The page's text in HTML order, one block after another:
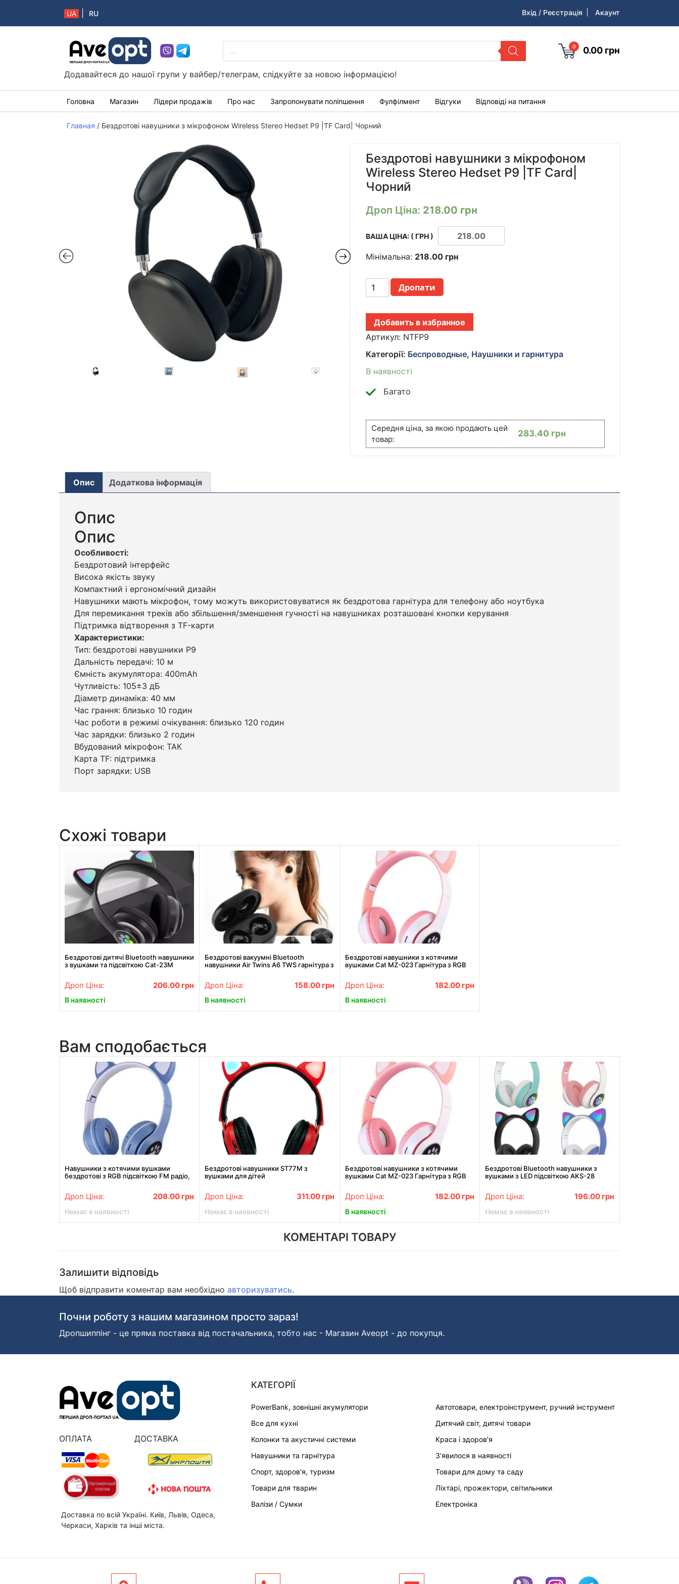
UA RU Вхід / Реєстрація Акаунт
Aveopt – оптова дропшипінг платформа в Україні
PRODUCTS
SEARCH
0 0.00 грн
Додавайтеся до нашої групи у вайбер/телеграм, слідкуйте за новою інформацією!
Головна Магазин Лідери продажів Про нас Запропонувати поліпшення Фулфілмент Відгуки Відповіді на питання
Главная / Бездротові навушники з мікрофоном Wireless Stereo Hedset P9 |TF Card| Чорний
Бездротові навушники з мікрофоном
Wireless Stereo Hedset P9 |TF Card|
Чорний
Дроп Ціна: 218.00 грн
ВАША ЦІНА: ( ГРН )
Мінімальна: 218.00 грн
БЕСПРОВОДНЫЕ
НАУШНИКИ
МИКРОФОНОМ
WIRELESS
STEREO
P9
|TF
ЧЕРНЫЙ
Дропати
Добавить в избранное
Артикул: NTFP9
Категорії: Беспроводные, Наушники и гарнитура
В наявності
Багато
Середня ціна, за якою продають цей
товар:
283.40 грн
Опис Додаткова інформація
Опис
Опис
Особливості:
Бездротовий інтерфейс
Висока якість звуку
Компактний і ергономічний дизайн
Навушники мають мікрофон, тому можуть використовуватися як бездротова гарнітура для телефону або ноутбука
Для перемикання треків або збільшення/зменшення гучності на навушниках розташовані кнопки керування
Підтримка відтворення з TF-карти
Характеристики:
Тип: бездротові навушники P9
Дальність передачі: 10 м
Ємність акумулятора: 400mAh
Чутливість: 105±3 дБ
Діаметр динаміка: 40 мм
Час грання: близько 10 годин
Час роботи в режимі очікування: близько 120 годин
Час зарядки: близько 2 годин
Вбудований мікрофон: ТАК
Карта TF: підтримка
Порт зарядки: USB
Схожі товари
Бездротові дитячі Bluetooth навушники
з вушками та підсвіткою Cat-23M
Дроп Ціна: 206.00 грн
В наявності
Бездротові вакуумні Bluetooth
навушники Air Twins A6 TWS гарнітура з
Дроп Ціна: 158.00 грн
В наявності
Бездротові навушники з котячими
вушками Cat MZ-023 Гарнітура з RGB
Дроп Ціна: 182.00 грн
В наявності
Вам сподобається
Навушники з котячими вушками
бездротові з RGB підсвіткою FM радіо,
Дроп Ціна: 208.00 грн
Немає в наявності
Бездротові навушники ST77M з
вушками для дітей
Дроп Ціна: 311.00 грн
Немає в наявності
Бездротові навушники з котячими
вушками Cat MZ-023 Гарнітура з RGB
Дроп Ціна: 182.00 грн
В наявності
Бездротові Bluetooth навушники з
вушками з LED підсвіткою AKS-28
Дроп Ціна: 196.00 грн
Немає в наявності
КОМЕНТАРІ ТОВАРУ
Залишити відповідь
Щоб відправити коментар вам необхідно авторизуватись.
Почни роботу з нашим магазином просто зараз!
Дропшиппінг - це пряма поставка від постачальника, тобто нас - Магазин Aveopt - до покупця.
ОПЛАТА ДОСТАВКА
Доставка по всій Україні. Київ, Львів, Одеса,
Черкаси, Харків та інші міста.
КАТЕГОРІЇ
PowerBank, зовнішні акумулятори
Автотовари, електроінструмент, ручний інструмент
Все для кухні
Дитячий світ, дитячі товари
Колонки та акустичні системи
Краса і здоров'я
Навушники та гарнітура
З'явилося в наявності
Спорт, здоров'я, туризм
Товари для дому та саду
Товари для тварин
Ліхтарі, прожектори, світильники
Валізи / Сумки
Електроніка